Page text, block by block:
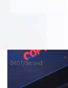
HOME >製品・サービス >
【MOT/Secure】